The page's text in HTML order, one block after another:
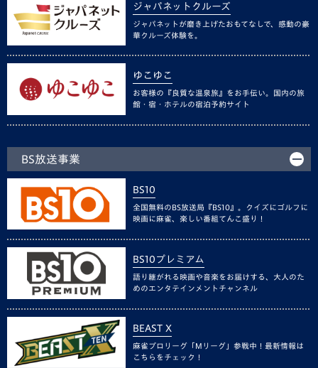
ジャパネットクルーズ
ジャパネットが磨き上げたおもてなしで、感動の豪
華クルーズ体験を。
ゆこゆこ
お客様の『良質な温泉旅』をお手伝い。国内の旅
館・宿・ホテルの宿泊予約サイト
BS放送事業
BS10
全国無料のBS放送局『BS10』。クイズにゴルフに
映画に麻雀、楽しい番組てんこ盛り！
BS10プレミアム
語り継がれる映画や音楽をお届けする、大人のた
めのエンタテインメントチャンネル
BEAST X
麻雀プロリーグ「Mリーグ」参戦中！最新情報は
こちらをチェック！